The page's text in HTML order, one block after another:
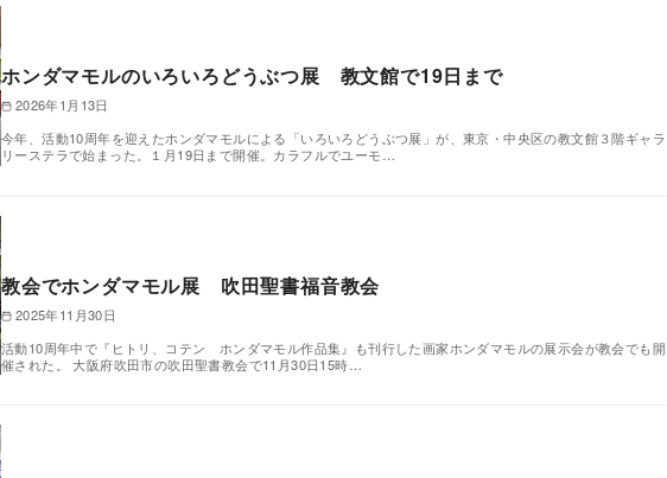
ホンダマモルのいろいろどうぶつ展 教文館で19日まで
2026年1月13日
今年、活動10周年を迎えたホンダマモルによる「いろいろどうぶつ展」が、東京・中央区の教文館３階ギャラ
リーステラで始まった。１月19日まで開催。カラフルでユーモ…
教会でホンダマモル展 吹田聖書福音教会
2025年11月30日
活動10周年中で『ヒトリ、コテン ホンダマモル作品集』も刊行した画家ホンダマモルの展示会が教会でも開
催された。 大阪府吹田市の吹田聖書教会で11月30日15時…